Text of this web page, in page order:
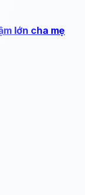
lớn cha mẹ